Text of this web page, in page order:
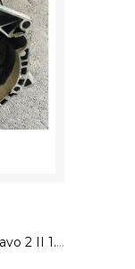
Getriebe Schaltgetriebe Fiat Bravo 2 II 1.4 T-Jet 16V Turbo 88 kW